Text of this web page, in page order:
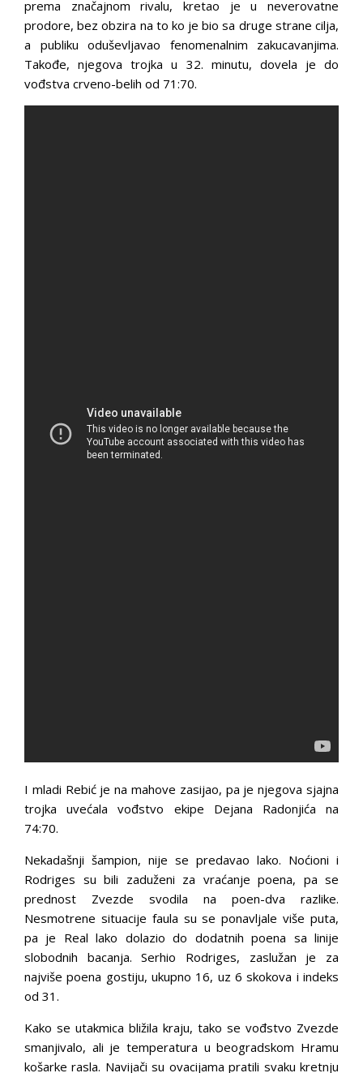
prema značajnom rivalu, kretao je u neverovatne
prodore, bez obzira na to ko je bio sa druge strane cilja,
a publiku oduševljavao fenomenalnim zakucavanjima.
Takođe, njegova trojka u 32. minutu, dovela je do
vođstva crveno-belih od 71:70.
I mladi Rebić je na mahove zasijao, pa je njegova sjajna
trojka uvećala vođstvo ekipe Dejana Radonjića na
74:70.
Nekadašnji šampion, nije se predavao lako. Noćioni i
Rodriges su bili zaduženi za vraćanje poena, pa se
prednost Zvezde svodila na poen-dva razlike.
Nesmotrene situacije faula su se ponavljale više puta,
pa je Real lako dolazio do dodatnih poena sa linije
slobodnih bacanja. Serhio Rodriges, zaslužan je za
najviše poena gostiju, ukupno 16, uz 6 skokova i indeks
od 31.
Kako se utakmica bližila kraju, tako se vođstvo Zvezde
smanjivalo, ali je temperatura u beogradskom Hramu
košarke rasla. Navijači su ovacijama pratili svaku kretnju